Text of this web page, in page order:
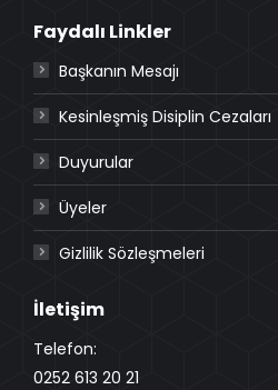
Faydalı Linkler
Başkanın Mesajı
Kesinleşmiş Disiplin Cezaları
Duyurular
Üyeler
Gizlilik Sözleşmeleri
İletişim
Telefon:
0252 613 20 21